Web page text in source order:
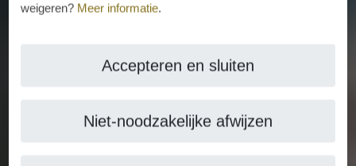
weigeren? Meer informatie.
Accepteren en sluiten
Niet-noodzakelijke afwijzen